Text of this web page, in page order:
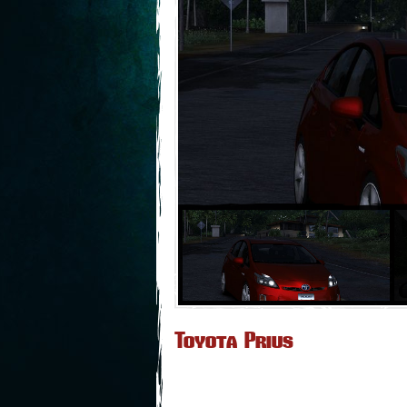
Toyota Prius